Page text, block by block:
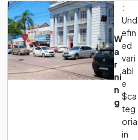
W
a
r
ni
n
g
:
Und
efin
ed
vari
abl
e
$ca
teg
oria
in